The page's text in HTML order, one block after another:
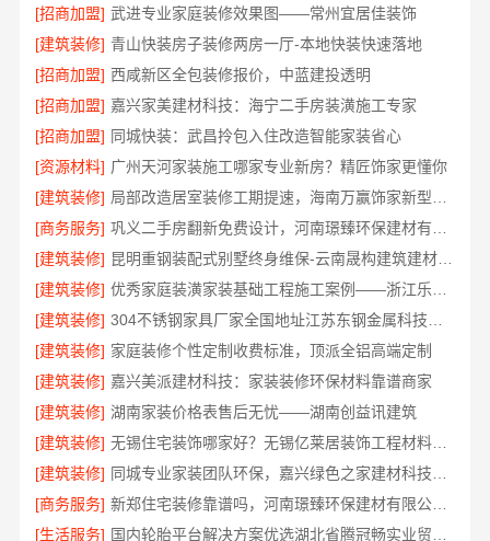
[招商加盟] 武进专业家庭装修效果图——常州宜居佳装饰
[建筑装修] 青山快装房子装修两房一厅-本地快装快速落地
[招商加盟] 西咸新区全包装修报价，中蓝建投透明
[招商加盟] 嘉兴家美建材科技：海宁二手房装潢施工专家
[招商加盟] 同城快装：武昌拎包入住改造智能家装省心
[资源材料] 广州天河家装施工哪家专业新房？精匠饰家更懂你
[建筑装修]
[商务服务]
[建筑装修]
昆明重钢装配式别墅终身维保-云南晟构建筑建材有限公司
[建筑装修]
[建筑装修]
[建筑装修] 家庭装修个性定制收费标准，顶派全铝高端定制
[建筑装修] 嘉兴美派建材科技：家装装修环保材料靠谱商家
[建筑装修] 湖南家装价格表售后无忧——湖南创益讯建筑
[建筑装修]
无锡住宅装饰哪家好？无锡亿莱居装饰工程材料有限公司一站式全包服务
[建筑装修]
[商务服务]
新郑住宅装修靠谱吗，河南璟臻环保建材有限公司标准化施工
[生活服务]